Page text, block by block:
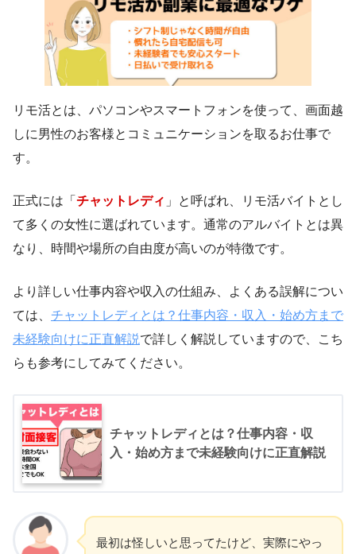
リモ活とは、パソコンやスマートフォンを使って、画面越
しに男性のお客様とコミュニケーションを取るお仕事で
す。
正式には「 チャットレディ 」と呼ばれ、リモ活バイトとし
て多くの女性に選ばれています。通常のアルバイトとは異
なり、時間や場所の自由度が高いのが特徴です。
より詳しい仕事内容や収入の仕組み、よくある誤解につい
ては、 チャットレディとは？仕事内容・収入・始め方まで
未経験向けに正直解説で詳しく解説していますので、こち
らも参考にしてみてください。
チャットレディとは？仕事内容・収
入・始め方まで未経験向けに正直解説
最初は怪しいと思ってたけど、実際にやっ